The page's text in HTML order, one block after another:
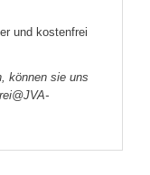
und kostenfrei
können sie uns